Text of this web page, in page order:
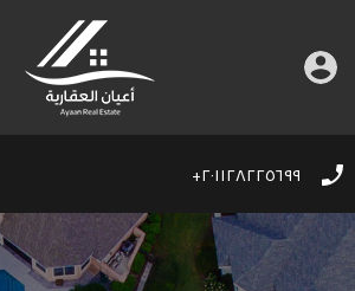
٢٠١١٢٨٢٢٥٦٩٩+